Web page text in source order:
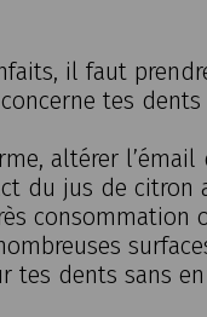
il faut
tes
altérer
du jus de citron
consommation
dents sans